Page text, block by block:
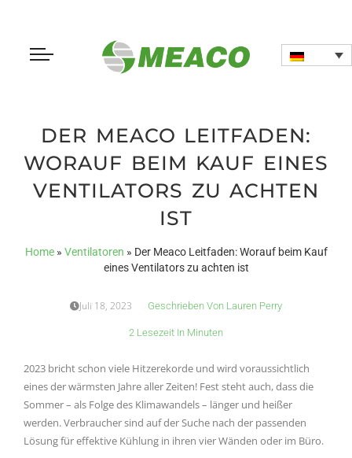
DER MEACO LEITFADEN:
WORAUF BEIM KAUF EINES
VENTILATORS ZU ACHTEN
IST
Home» Ventilatoren » Der Meaco Leitfaden: Worauf beim Kauf
eines Ventilators zu achten ist
Juli 18, 2023 Geschrieben Von Lauren Perry
2 Lesezeit In Minuten
2023 bricht schon viele Hitzerekorde und wird voraussichtlich
eines der wärmsten Jahre aller Zeiten! Fest steht auch, dass die
Sommer – als Folge des Klimawandels – länger und heißer
werden. Verbraucher sind auf der Suche nach der passenden
Lösung für effektive Kühlung in ihren vier Wänden oder im Büro.